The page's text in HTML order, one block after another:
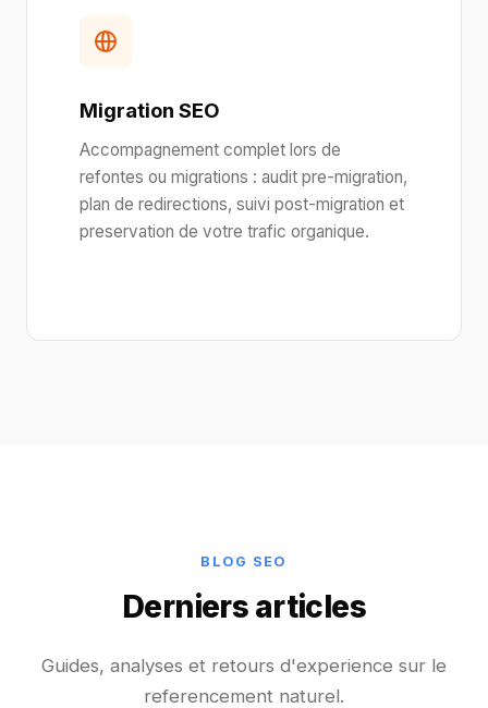
Migration SEO
Accompagnement complet lors de
refontes ou migrations : audit pre-migration,
plan de redirections, suivi post-migration et
preservation de votre trafic organique.
BLOG SEO
Derniers articles
Guides, analyses et retours d'experience sur le
referencement naturel.